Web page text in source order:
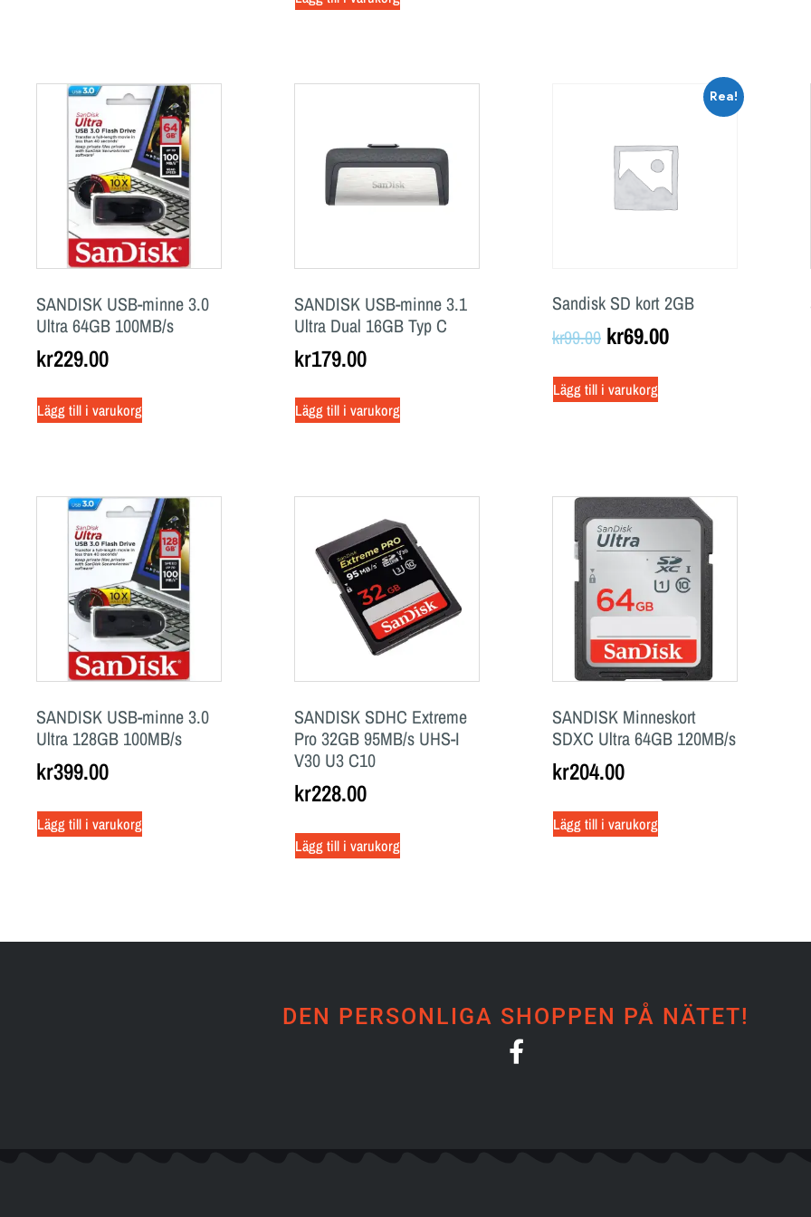
SANDISK USB-minne 3.0
Ultra 64GB 100MB/s
kr229.00
Lägg till i varukorg
SANDISK USB-minne 3.1
Ultra Dual 16GB Typ C
kr179.00
Lägg till i varukorg
Rea!
Sandisk SD kort 2GB
kr99.00 kr69.00
Lägg till i varukorg
SANDISK USB-minne 3.0
Ultra 128GB 100MB/s
kr399.00
Lägg till i varukorg
SANDISK SDHC Extreme
Pro 32GB 95MB/s UHS-I
V30 U3 C10
kr228.00
Lägg till i varukorg
SANDISK Minneskort
SDXC Ultra 64GB 120MB/s
kr204.00
Lägg till i varukorg
DEN PERSONLIGA SHOPPEN PÅ NÄTET!